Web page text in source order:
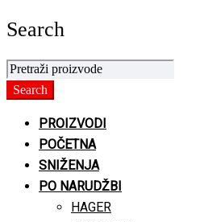
Search
PROIZVODI
POČETNA
SNIŽENJA
PO NARUDŽBI
HAGER